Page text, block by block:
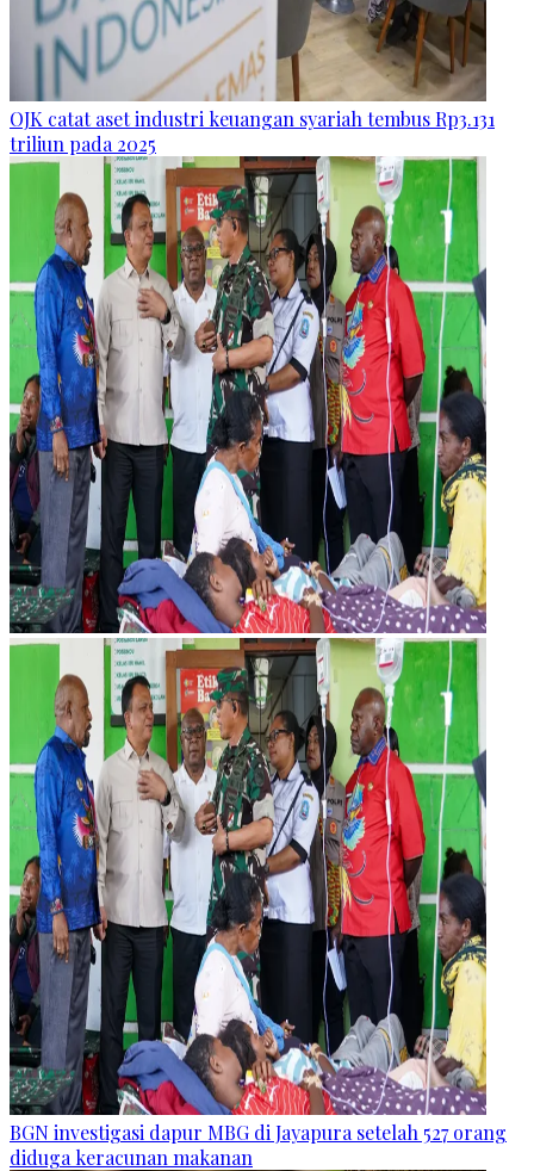
OJK catat aset industri keuangan syariah tembus Rp3.131
triliun pada 2025
BGN investigasi dapur MBG di Jayapura setelah 527 orang
diduga keracunan makanan